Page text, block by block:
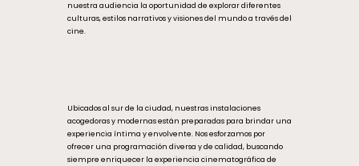
nuestra audiencia la oportunidad de explorar diferentes
culturas, estilos narrativos y visiones del mundo a través del
cine.
Ubicados al sur de la ciudad, nuestras instalaciones
acogedoras y modernas están preparadas para brindar una
experiencia íntima y envolvente. Nos esforzamos por
ofrecer una programación diversa y de calidad, buscando
siempre enriquecer la experiencia cinematográfica de